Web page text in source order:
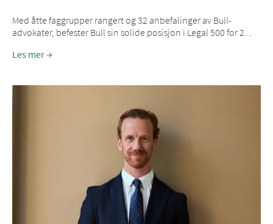
Med åtte faggrupper rangert og 32 anbefalinger av Bull-
advokater, befester Bull sin solide posisjon i Legal 500 for 2...
Les mer